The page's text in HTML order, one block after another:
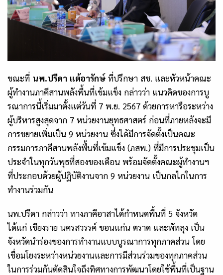
ขณะที่ นพ.ปรีดา แต้อารักษ์ ที่ปรึกษา สช. และหัวหน้าคณะ
ผู้ทำงานภาคีสานพลังพื้นที่เข้มแข็ง กล่าวว่า แนวคิดของการบู
รณาการนี้เริ่มมาตั้งแต่วันที่ 7 พ.ย. 2567 ด้วยการหารือระหว่าง
ผู้บริหารสูงสุดจาก 7 หน่วยงานยุทธศาสตร์ ก่อนที่ภายหลังจะมี
การขยายเพิ่มเป็น 9 หน่วยงาน ซึ่งได้มีการจัดตั้งเป็นคณะ
กรรมการภาคีสานพลังพื้นที่เข้มแข็ง (ภสพ.) ที่มีการประชุมเป็น
ประจำในทุกวันพุธที่สองของเดือน พร้อมจัดตั้งคณะผู้ทำงานฯ
ที่ประกอบด้วยผู้ปฏิบัติงานจาก 9 หน่วยงาน เป็นกลไกในการ
ทำงานร่วมกัน
นพ.ปรีดา กล่าวว่า ทางภาคีอาสาได้กำหนดพื้นที่ 5 จังหวัด
ได้แก่ เชียงราย นครสวรรค์ ขอนแก่น ตราด และพัทลุง เป็น
จังหวัดนำร่องของการทำงานแบบบูรณาการทุกภาคส่วน โดย
เชื่อมโยงระหว่างหน่วยงานและการมีส่วนร่วมของทุกภาคส่วน
ในการร่วมกันตัดสินใจถึงทิศทางการพัฒนาโดยใช้พื้นที่เป็นฐาน